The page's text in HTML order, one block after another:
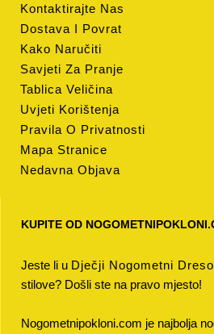
Kontaktirajte Nas
Dostava I Povrat
Kako Naručiti
Savjeti Za Pranje
Tablica Veličina
Uvjeti Korištenja
Pravila O Privatnosti
Mapa Stranice
Nedavna Objava
KUPITE OD
Jeste li u Dječji Nogometni
stilove? Došli ste na pravo mjesto!
Nogometnipokloni.com je najbolja